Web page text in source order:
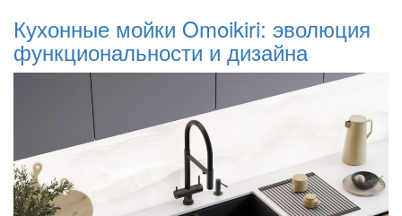
Кухонные мойки Omoikiri: эволюция
функциональности и дизайна